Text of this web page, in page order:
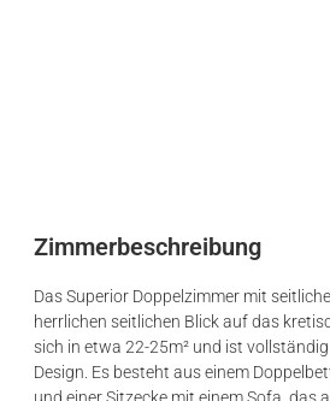
Zimmerbeschreibung
Das Superior Doppelzimmer mit
herrlichen seitlichen Blick auf das
sich in etwa 22-25m² und ist
Design. Es besteht aus einem